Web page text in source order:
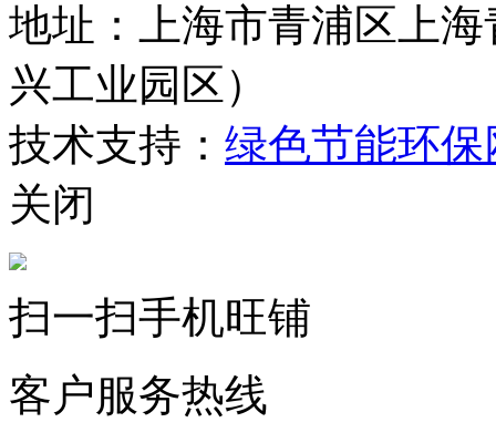
地址：上海市青浦区上
兴工业园区）
技术支持： 绿色节能环保
关闭
扫一扫手机旺铺
客户服务热线